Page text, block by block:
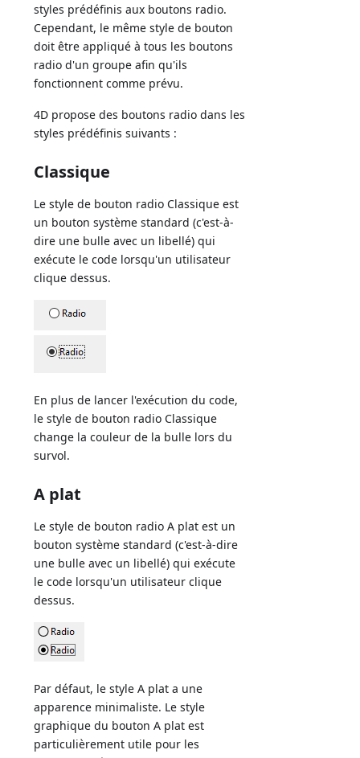
styles prédéfinis aux boutons radio.
Cependant, le même style de bouton
doit être appliqué à tous les boutons
radio d'un groupe afin qu'ils
fonctionnent comme prévu.
4D propose des boutons radio dans les
styles prédéfinis suivants :
Classique
Le style de bouton radio Classique est
un bouton système standard (c'est-à-
dire une bulle avec un libellé) qui
exécute le code lorsqu'un utilisateur
clique dessus.
En plus de lancer l'exécution du code,
le style de bouton radio Classique
change la couleur de la bulle lors du
survol.
A plat
Le style de bouton radio A plat est un
bouton système standard (c'est-à-dire
une bulle avec un libellé) qui exécute
le code lorsqu'un utilisateur clique
dessus.
Par défaut, le style A plat a une
apparence minimaliste. Le style
graphique du bouton A plat est
particulièrement utile pour les